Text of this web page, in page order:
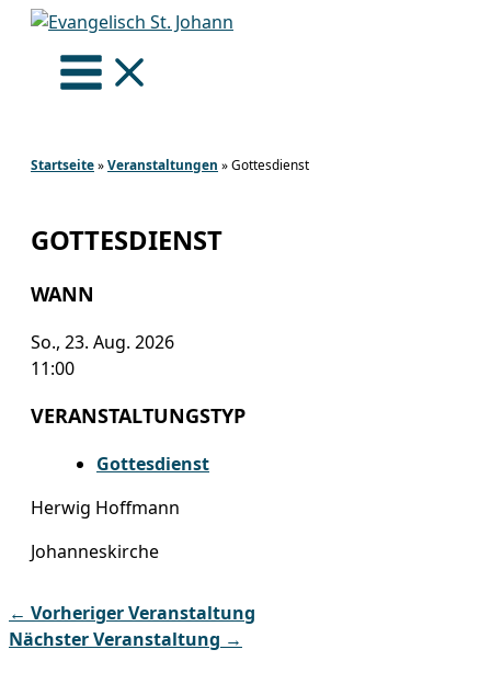
Zum
springen
Startseite»Veranstaltungen »Gottesdienst
GOTTESDIENST
WANN
So., 23. Aug. 2026
11:00
VERANSTALTUNGSTYP
Gottesdienst
Herwig Hoffmann
Johanneskirche
← Vorheriger Veranstaltung
Nächster Veranstaltung →